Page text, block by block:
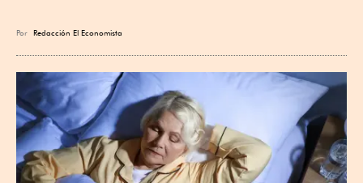
Por Redacción El Economista